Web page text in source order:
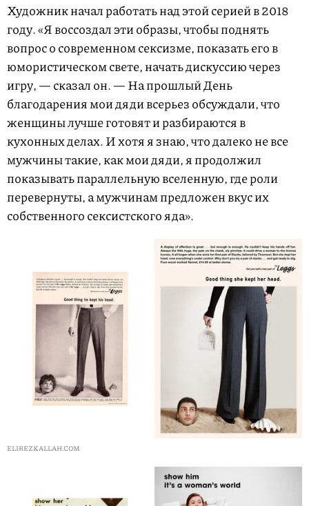
Художник начал работать над этой серией в 2018
году. «Я воссоздал эти образы, чтобы поднять
вопрос о современном сексизме, показать его в
юмористическом свете, начать дискуссию через
игру, — сказал он. — На прошлый День
благодарения мои дяди всерьез обсуждали, что
женщины лучше готовят и разбираются в
кухонных делах. И хотя я знаю, что далеко не все
мужчины такие, как мои дяди, я продолжил
показывать параллельную вселенную, где роли
перевернуты, а мужчинам предложен вкус их
собственного сексистского яда».
ELIREZKALLAH.COM